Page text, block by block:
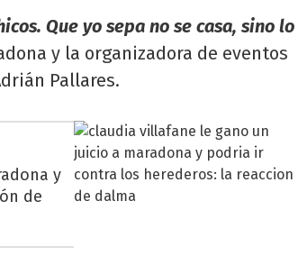
Que yo sepa no se casa, sino lo
y la organizadora de eventos
Pallares.
y
de